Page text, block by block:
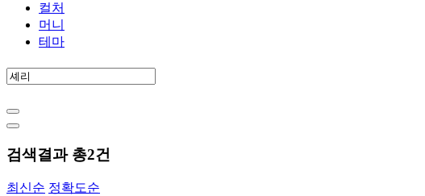
컬처
머니
테마
검색결과 총2건
최신순 정확도순